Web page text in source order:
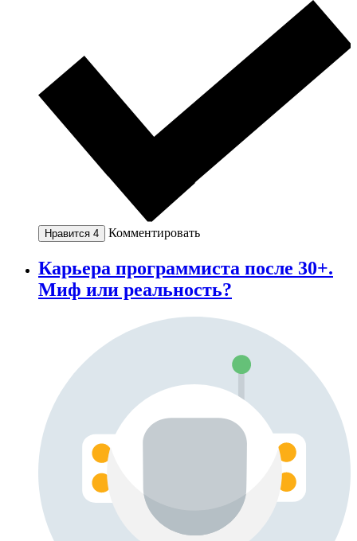
Нравится 4 Комментировать
Карьера программиста после 30+.
Миф или реальность?